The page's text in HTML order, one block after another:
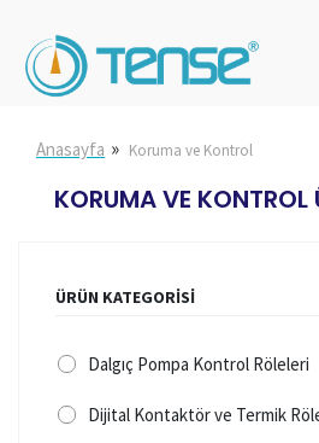
Anasayfa » Koruma ve Kontrol
KORUMA VE KONTROL
ÜRÜN KATEGORİSİ
Dalgıç Pompa Kontrol Röleleri
Dijital Kontaktör ve Termik